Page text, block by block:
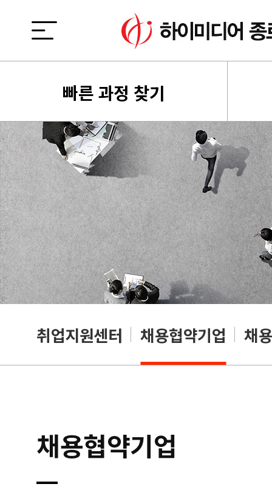
빠른 과정 찾기
취업지원센터 채용협약기업 채
채용협약기업